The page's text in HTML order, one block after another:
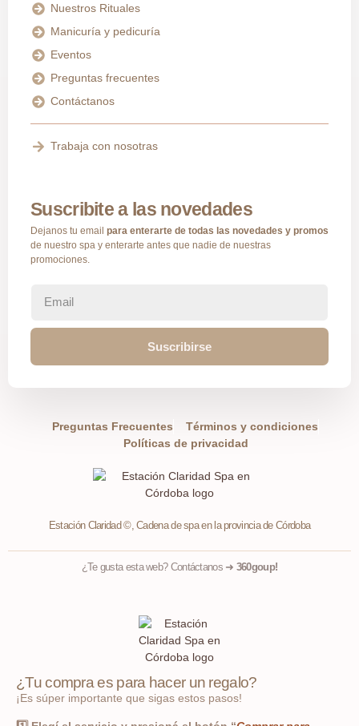
Nuestros Rituales
Manicuría y pedicuría
Eventos
Preguntas frecuentes
Contáctanos
Trabaja con nosotras
Suscribite a las novedades
Dejanos tu email para enterarte de todas las novedades y promos
de nuestro spa y enterarte antes que nadie de nuestras
promociones.
Suscribirse
Preguntas Frecuentes
Términos y condiciones
Políticas de privacidad
Estación Claridad ©, Cadena de spa en la provincia de Córdoba
¿Te gusta esta web? Contáctanos ➜ 360goup!
¿Tu compra es para hacer un regalo?
¡Es súper importante que sigas estos pasos!